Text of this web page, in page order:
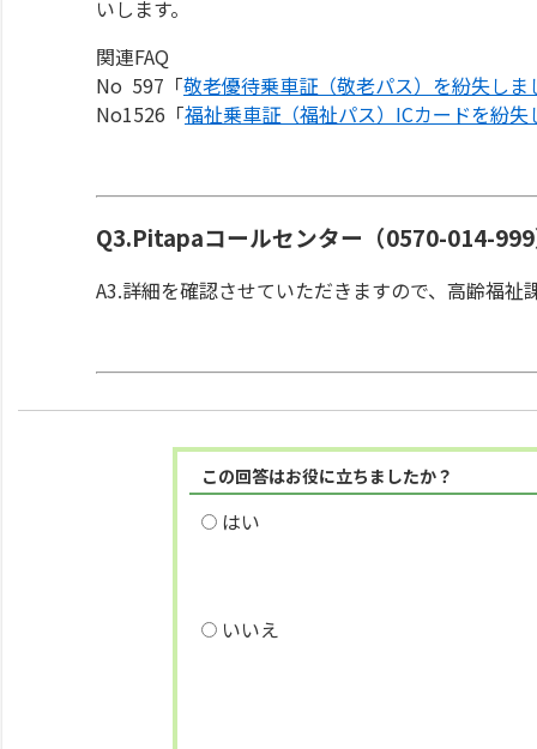
いします。
関連FAQ
No 597「敬老優待乗車証（敬老パス）を紛失し
No1526「福祉乗車証（福祉パス）ICカードを紛失
Q3.Pitapaコールセンター（0570-014-
A3.詳細を確認させていただきますので、高齢福
この回答はお役に立ちましたか？
はい
いいえ